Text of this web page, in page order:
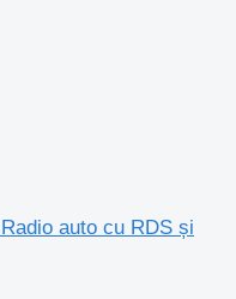
auto cu RDS și